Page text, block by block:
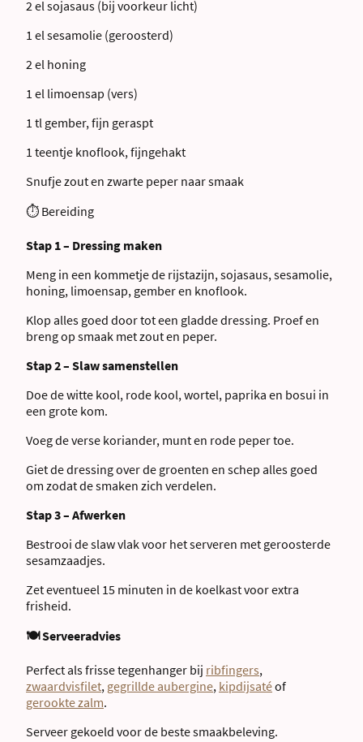
2 el sojasaus (bij voorkeur licht)
1 el sesamolie (geroosterd)
2 el honing
1 el limoensap (vers)
1 tl gember, fijn geraspt
1 teentje knoflook, fijngehakt
Snufje zout en zwarte peper naar smaak
⏱ Bereiding
Stap 1 – Dressing maken
Meng in een kommetje de rijstazijn, sojasaus, sesamolie,
honing, limoensap, gember en knoflook.
Klop alles goed door tot een gladde dressing. Proef en
breng op smaak met zout en peper.
Stap 2 – Slaw samenstellen
Doe de witte kool, rode kool, wortel, paprika en bosui in
een grote kom.
Voeg de verse koriander, munt en rode peper toe.
Giet de dressing over de groenten en schep alles goed
om zodat de smaken zich verdelen.
Stap 3 – Afwerken
Bestrooi de slaw vlak voor het serveren met geroosterde
sesamzaadjes.
Zet eventueel 15 minuten in de koelkast voor extra
frisheid.
🍽 Serveeradvies
Perfect als frisse tegenhanger bij ribfingers,
zwaardvisfilet, gegrillde aubergine, kipdijsatéof
gerookte zalm.
Serveer gekoeld voor de beste smaakbeleving.